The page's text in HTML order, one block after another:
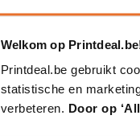
Welkom op
Printdeal.be gebruikt
statistische en
verbeteren. Door op